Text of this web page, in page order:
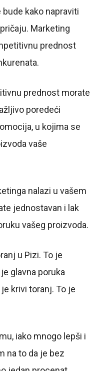
kako napraviti
Marketing
prednost
prednost morate
poredeći
u kojima se
vaše
nalazi u vašem
jednostavan i lak
vašeg proizvoda.
u Pizi. To je
glavna poruka
krivi toranj. To je
iako mnogo lepši i
na to da je bez